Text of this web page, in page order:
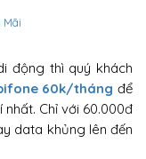
Mãi
động thì quý khách
60k/tháng để
Chỉ với 60.000đ
data khủng lên đến